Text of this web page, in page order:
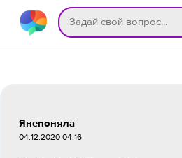
Янепоняла
04.12.2020 04:16